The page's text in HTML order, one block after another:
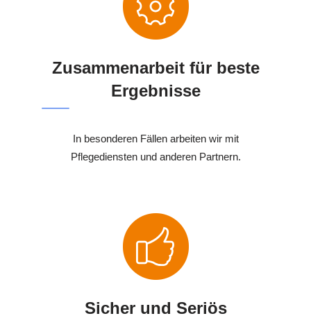
Zusammenarbeit für beste
Ergebnisse
In besonderen Fällen arbeiten wir mit
Pflegediensten und anderen Partnern.
Sicher und Seriös